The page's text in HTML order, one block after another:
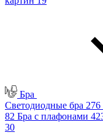
Бра
Светодиодные бра 276
82 Бра с плафонами
30